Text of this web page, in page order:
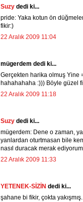
Suzy dedi ki...
pride: Yaka kotun ön
fikir:)
22 Aralık 2009 11:04
mügerdem dedi ki...
Gerçekten harika olmuş Yine
hahahahaha :))) Böyle güzel
22 Aralık 2009 11:18
Suzy dedi ki...
mügerdem: Dene o zaman,
yanlardan oturtmasan bile
nasıl duracak merak
22 Aralık 2009 11:33
YETENEK-SİZİN dedi ki...
şahane bi fikir, çokta